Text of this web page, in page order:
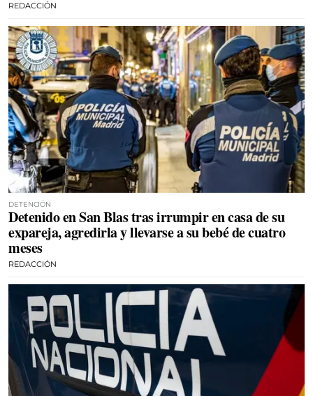
REDACCIÓN
DETENCIÓN
Detenido en San Blas tras irrumpir en casa de su
expareja, agredirla y llevarse a su bebé de cuatro
meses
REDACCIÓN